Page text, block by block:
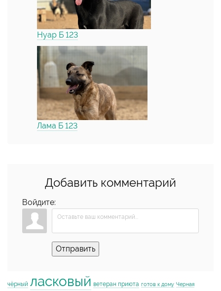
Нуар Б 123
Лама Б 123
Добавить комментарий
Войдите:
Отправить
чёрный ласковый ветеран приюта готов к дому Черная